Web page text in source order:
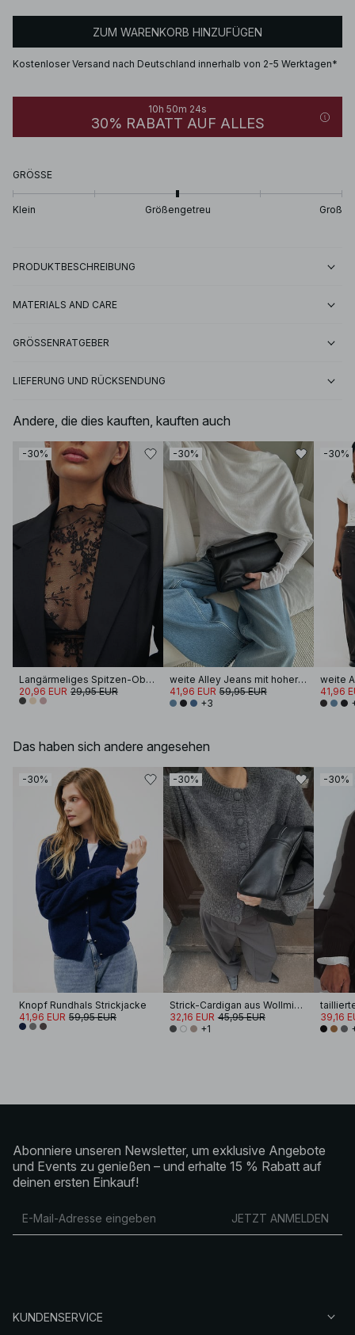
ZUM WARENKORB HINZUFÜGEN
Kostenloser Versand nach Deutschland innerhalb von 2-5 Werktagen*
10h 50m 24s
30% RABATT AUF ALLES
GRÖSSE
Klein Größengetreu Groß
PRODUKTBESCHREIBUNG
MATERIALS AND CARE
GRÖSSENRATGEBER
LIEFERUNG UND RÜCKSENDUNG
Andere, die dies kauften, kauften auch
-30%
Langärmeliges Spitzen-Oberteil
20,96 EUR 29,95 EUR
-30%
weite Alley Jeans mit hoher Taille
41,96 EUR 59,95 EUR
+3
-30%
41,96
Das haben sich andere angesehen
-30%
Knopf Rundhals Strickjacke
41,96 EUR 59,95 EUR
-30%
Strick-Cardigan aus Wollmischung
32,16 EUR 45,95 EUR
+1
-30%
39,16
Abonniere unseren Newsletter, um exklusive Angebote
und Events zu genießen – und erhalte 15 % Rabatt auf
deinen ersten Einkauf!
JETZT ANMELDEN
KUNDENSERVICE